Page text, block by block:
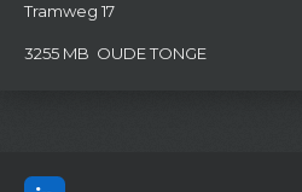
Tramweg 17
3255 MB OUDE TONGE